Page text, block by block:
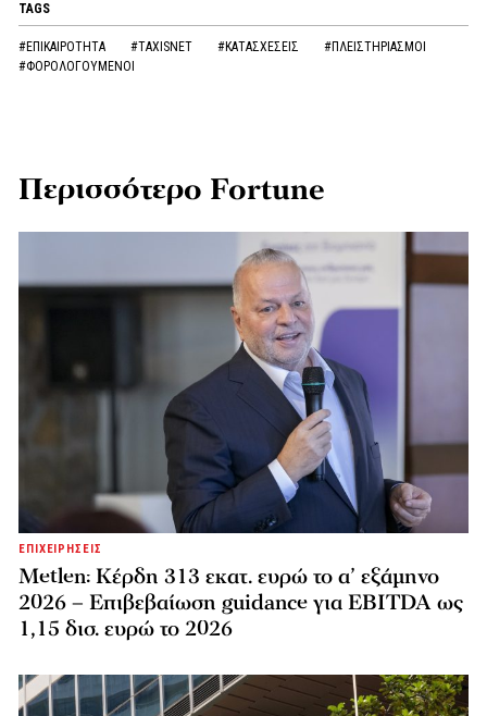
TAGS
#ΕΠΙΚΑΙΡΟΤΗΤΑ #TAXISNET #ΚΑΤΑΣΧΕΣΕΙΣ
#ΠΛΕΙΣΤΗΡΙΑΣΜΟΙ
#ΦΟΡΟΛΟΓΟΥΜΕΝΟΙ
Περισσότερο Fortune
ΕΠΙΧΕΙΡΗΣΕΙΣ
Metlen: Κέρδη 313 εκατ. ευρώ το α’ εξάμηνο
2026 – Επιβεβαίωση guidance για EBITDA ως
1,15 δισ. ευρώ το 2026